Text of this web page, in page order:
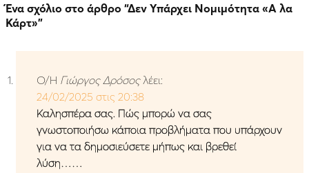
Ένα σχόλιο στο άρθρο “Δεν Υπάρχει Νομιμότητα «A λα
Κάρτ»”
Ο/Η Γιώργος Δρόσος λέει:
24/02/2025 στις 20:38
Καλησπέρα σας. Πώς μπορώ να σας
γνωστοποιήσω κάποια προβλήματα που υπάρχουν
για να τα δημοσιεύσετε μήπως και βρεθεί
λύση……